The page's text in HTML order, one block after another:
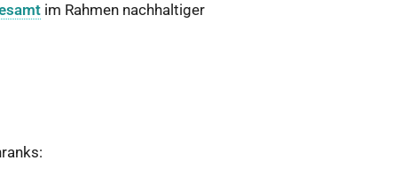
im Rahmen nachhaltiger